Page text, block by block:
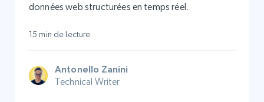
données web structurées en temps réel.
15 min de lecture
Antonello Zanini
Technical Writer